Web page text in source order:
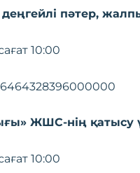
пәтер,
10:00
ЖШС-нің қатысу
10:00